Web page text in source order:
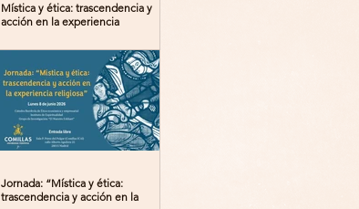
Mística y ética: trascendencia y
acción en la experiencia
del libro: 8 de junio (lunes),
Comillas (Madrid) 19horas
Jornada: “Mística y ética:
trascendencia y acción en la